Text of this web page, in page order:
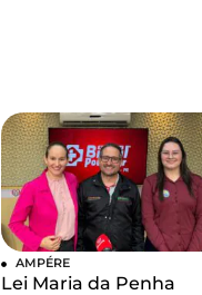
AMPÉRE
Lei Maria da Penha